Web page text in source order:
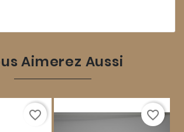
Aimerez Aussi
favorite_border favorite_border